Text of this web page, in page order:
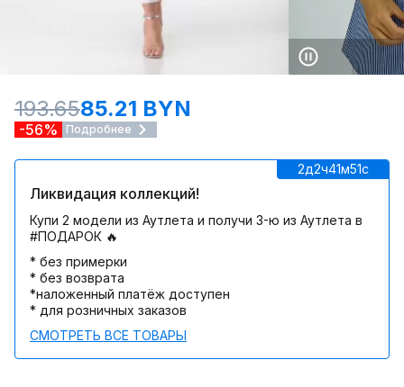
193.6585.21 BYN
-56% Подробнее
2д2ч41м51c
Ликвидация коллекций!
Купи 2 модели из Аутлета и получи 3-ю из Аутлета в
#ПОДАРОК 🔥
* без примерки
* без возврата
*наложенный платёж доступен
* для розничных заказов
СМОТРЕТЬ ВСЕ ТОВАРЫ